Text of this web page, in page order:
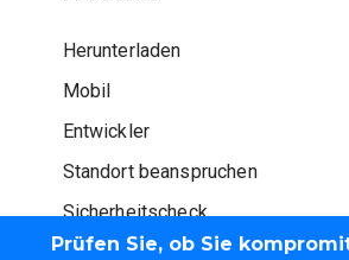
Prüfen Sie, ob Sie
Herunterladen
Mobil
Entwickler
Standort beanspruchen
Sicherheitscheck